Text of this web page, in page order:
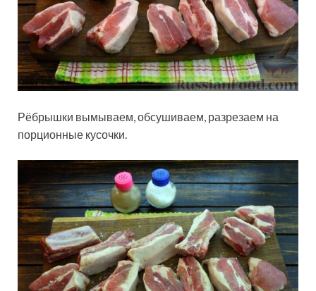
Рёбрышки вымываем, обсушиваем, разрезаем на
порционные кусочки.